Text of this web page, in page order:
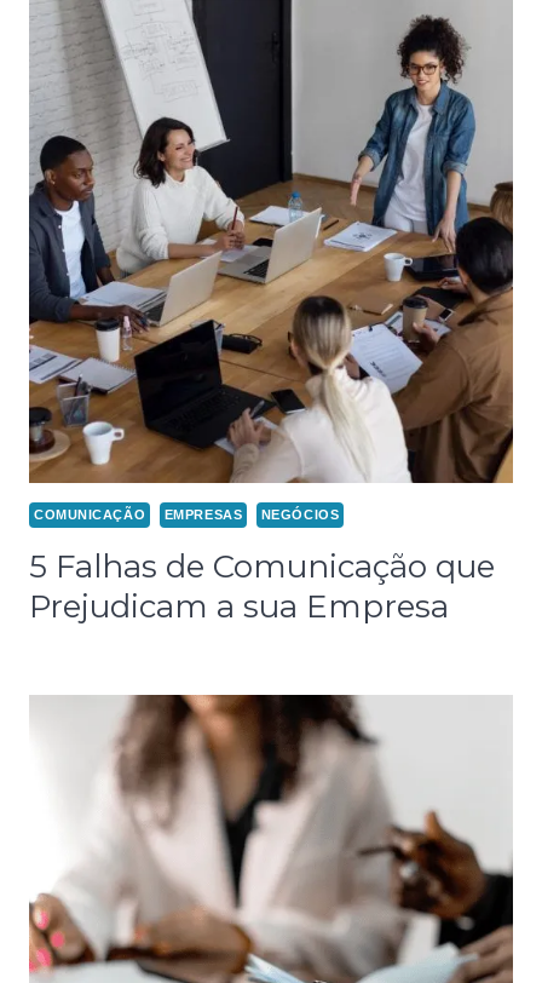
COMUNICAÇÃO EMPRESAS NEGÓCIOS
5 Falhas de Comunicação que
Prejudicam a sua Empresa